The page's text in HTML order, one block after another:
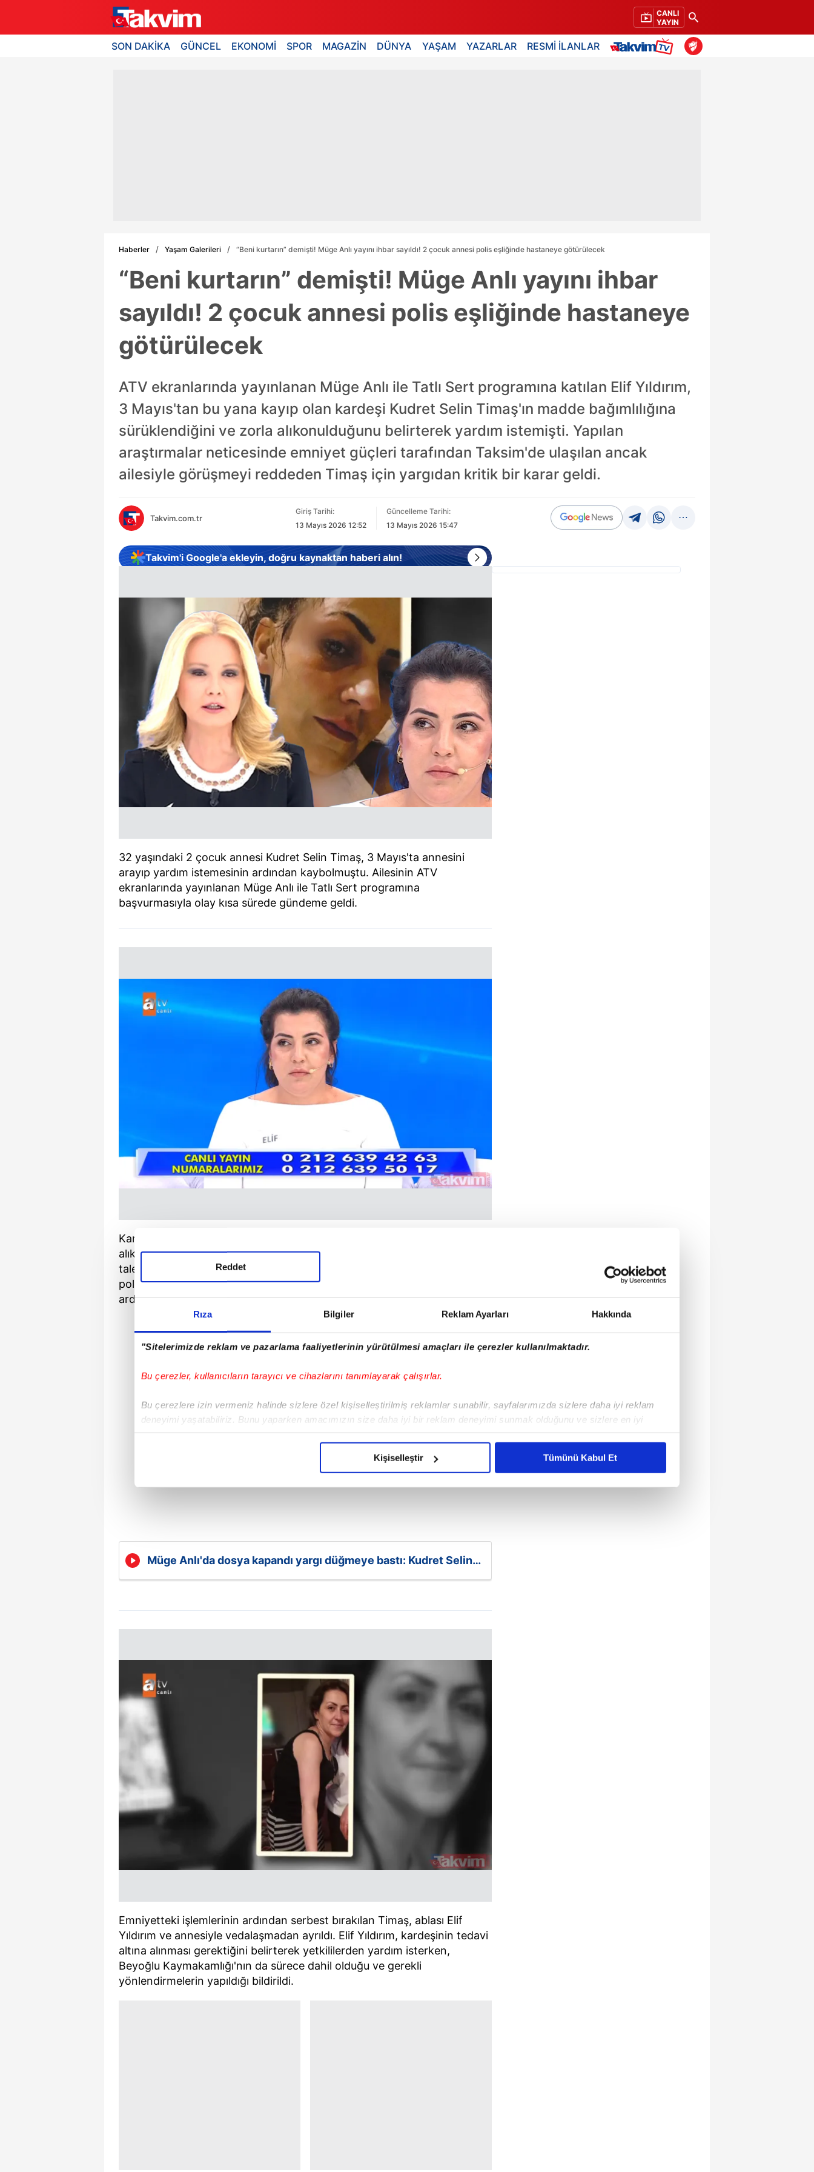
Rıza Bilgiler Reklam Ayarları Hakkında
"Sitelerimizde reklam ve pazarlama faaliyetlerinin yürütülmesi amaçları ile çerezler kullanılmaktadır.
Bu çerezler, kullanıcıların tarayıcı ve cihazlarını tanımlayarak çalışırlar.
Bu çerezlere izin vermeniz halinde sizlere özel kişiselleştirilmiş reklamlar sunabilir, sayfalarımızda sizlere daha iyi reklam
deneyimi yaşatabiliriz. Bunu yaparken amacımızın size daha iyi bir reklam deneyimi sunmak olduğunu ve sizlere en iyi
içerikleri sunabilmek adına elimizden gelen çabayı gösterdiğimizi ve bu noktada, reklamların maliyetlerimizi karşılamak
Çerezlere ilişkin tercihlerinizi aşağıda yer alan panel vasıtasıyla belirleyebilirsiniz. Çerezlere ilişkin detaylı bilgi için Ayarlar
Reddet
Kişiselleştir Tümünü Kabul Et
CANLI
YAYIN
SON DAKİKA GÜNCEL EKONOMİ SPOR MAGAZİN DÜNYA YAŞAM YAZARLAR RESMİ İLANLAR
Haberler Yaşam Galerileri “Beni kurtarın” demişti! Müge Anlı yayını ihbar sayıldı! 2 çocuk annesi polis eşliğinde hastaneye götürülecek
“Beni kurtarın” demişti! Müge Anlı yayını ihbar
sayıldı! 2 çocuk annesi polis eşliğinde hastaneye
götürülecek
ATV ekranlarında yayınlanan Müge Anlı ile Tatlı Sert programına katılan Elif Yıldırım,
3 Mayıs'tan bu yana kayıp olan kardeşi Kudret Selin Timaş'ın madde bağımlılığına
sürüklendiğini ve zorla alıkonulduğunu belirterek yardım istemişti. Yapılan
araştırmalar neticesinde emniyet güçleri tarafından Taksim'de ulaşılan ancak
ailesiyle görüşmeyi reddeden Timaş için yargıdan kritik bir karar geldi.
Takvim.com.tr
Giriş Tarihi:
13 Mayıs 2026 12:52
Güncelleme Tarihi:
13 Mayıs 2026 15:47
Takvim'i Google'a ekleyin, doğru kaynaktan haberi alın!
32 yaşındaki 2 çocuk annesi Kudret Selin Timaş, 3 Mayıs'ta annesini
arayıp yardım istemesinin ardından kaybolmuştu. Ailesinin ATV
ekranlarında yayınlanan Müge Anlı ile Tatlı Sert programına
başvurmasıyla olay kısa sürede gündeme geldi.
Kardeşinin hayatından endişe eden Elif Yıldırım, Kudret'in zorla
alıkonulduğunu ve madde bağımlılığına sürüklendiğini iddia ederek yardım
talep etti. Yapılan araştırmalar sonucunda Kudret Timaş'ın Taksim'de bir
polis merkezine giderek kayıp olmadığını söylediği öğrenildi. İhbarların
ardından bölgeye yönlendirilen ekipler, Kudret Timaş'a ulaştı.
Müge Anlı'da dosya kapandı yargı düğmeye bastı: Kudret Selin
Emniyetteki işlemlerinin ardından serbest bırakılan Timaş, ablası Elif
Yıldırım ve annesiyle vedalaşmadan ayrıldı. Elif Yıldırım, kardeşinin tedavi
altına alınması gerektiğini belirterek yetkililerden yardım isterken,
Beyoğlu Kaymakamlığı'nın da sürece dahil olduğu ve gerekli
yönlendirmelerin yapıldığı bildirildi.